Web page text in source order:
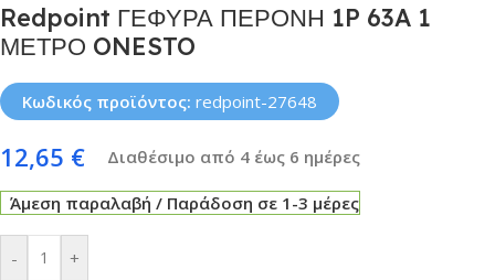
Redpoint ΓΕΦΥΡΑ ΠΕΡΟΝΗ 1P 63A 1
ΜΕΤΡΟ ONESTO
Κωδικός προϊόντος: redpoint-27648
12,65 € Διαθέσιμο από 4 έως 6 ημέρες
Άμεση παραλαβή / Παράδοση σε 1-3 μέρες
- +